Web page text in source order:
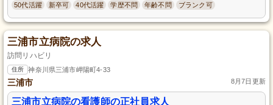
50代活躍 新卒可 40代活躍 学歴不問 年齢不問 ブランク可
三浦市立病院の求人
訪問リハビリ
住所 神奈川県三浦市岬陽町4-33
三浦市 8月7日更新
三浦市立病院の看護師の正社員求人